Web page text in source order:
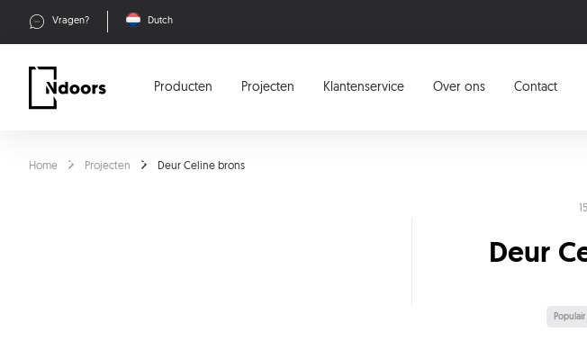
Vragen? Dutch
Producten Projecten Klantenservice Over ons Contact
Home Projecten Deur Celine brons
Deur
Populair